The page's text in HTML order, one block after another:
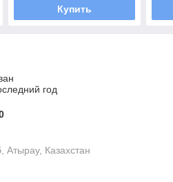
Купить
год
Казахстан